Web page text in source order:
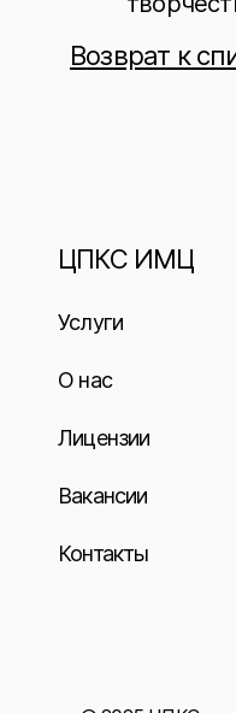
Возврат к
ЦПКС ИМЦ
Услуги
О нас
Лицензии
Вакансии
Контакты